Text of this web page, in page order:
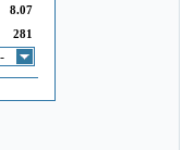
8.07
281
-